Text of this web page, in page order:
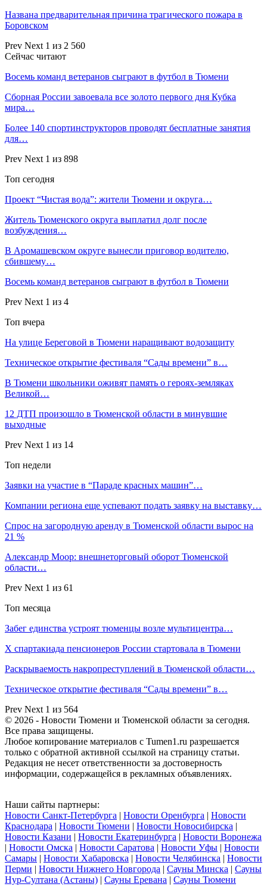
Названа предварительная причина трагического пожара в
Боровском
Prev Next 1 из 2 560
Сейчас читают
Восемь команд ветеранов сыграют в футбол в Тюмени
Сборная России завоевала все золото первого дня Кубка
мира…
Более 140 спортинструкторов проводят бесплатные занятия
для…
Prev Next 1 из 898
Топ сегодня
Проект “Чистая вода”: жители Тюмени и округа…
Житель Тюменского округа выплатил долг после
возбуждения…
В Аромашевском округе вынесли приговор водителю,
сбившему…
Восемь команд ветеранов сыграют в футбол в Тюмени
Prev Next 1 из 4
Топ вчера
На улице Береговой в Тюмени наращивают водозащиту
Техническое открытие фестиваля “Сады времени” в…
В Тюмени школьники оживят память о героях‑земляках
Великой…
12 ДТП произошло в Тюменской области в минувшие
выходные
Prev Next 1 из 14
Топ недели
Заявки на участие в “Параде красных машин”…
Компании региона еще успевают подать заявку на выставку…
Спрос на загородную аренду в Тюменской области вырос на
21 %
Александр Моор: внешнеторговый оборот Тюменской
области…
Prev Next 1 из 61
Топ месяца
Забег единства устроят тюменцы возле мультицентра…
X спартакиада пенсионеров России стартовала в Тюмени
Раскрываемость накропреступлений в Тюменской области…
Техническое открытие фестиваля “Сады времени” в…
Prev Next 1 из 564
© 2026 - Новости Тюмени и Тюменской области за сегодня.
Все права защищены.
Любое копирование материалов с Tumen1.ru разрешается
только с обратной активной ссылкой на страницу статьи.
Редакция не несет ответственности за достоверность
информации, содержащейся в рекламных объявлениях.
Наши сайты партнеры:
Новости Санкт-Петербурга | Новости Оренбурга | Новости
Краснодара | Новости Тюмени | Новости Новосибирска |
Новости Казани | Новости Екатеринбурга | Новости Воронежа
| Новости Омска | Новости Саратова | Новости Уфы | Новости
Самары | Новости Хабаровска | Новости Челябинска | Новости
Перми | Новости Нижнего Новгорода | Сауны Минска | Сауны
Нур-Султана (Астаны) | Сауны Еревана | Сауны Тюмени